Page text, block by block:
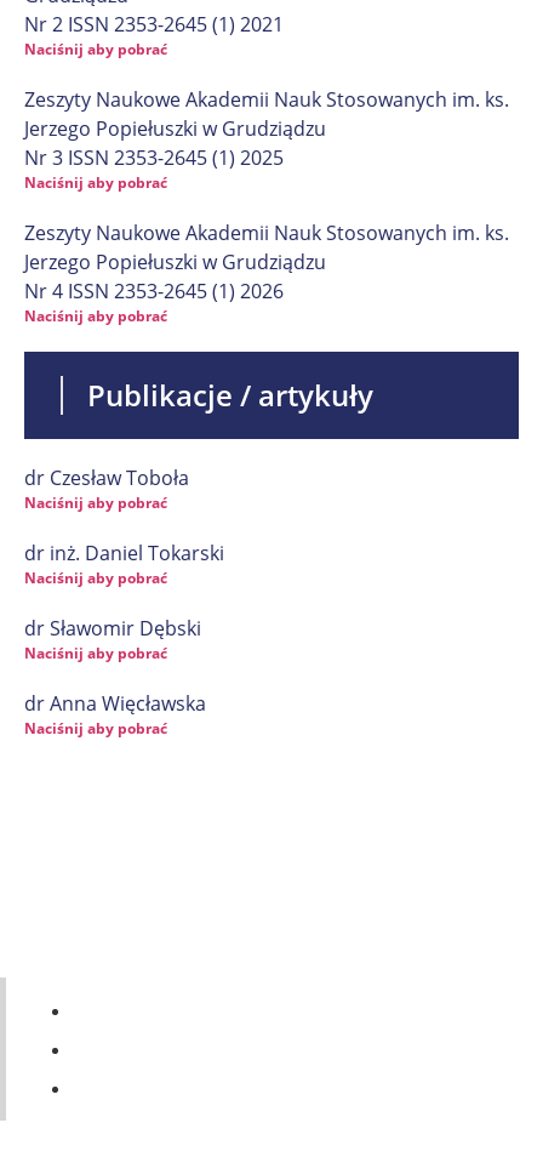
Nr 2 ISSN 2353-2645 (1) 2021
Naciśnij aby pobrać
Zeszyty Naukowe Akademii Nauk Stosowanych im. ks.
Jerzego Popiełuszki w Grudziądzu
Nr 3 ISSN 2353-2645 (1) 2025
Naciśnij aby pobrać
Zeszyty Naukowe Akademii Nauk Stosowanych im. ks.
Jerzego Popiełuszki w Grudziądzu
Nr 4 ISSN 2353-2645 (1) 2026
Naciśnij aby pobrać
Publikacje / artykuły
dr Czesław Toboła
Naciśnij aby pobrać
dr inż. Daniel Tokarski
Naciśnij aby pobrać
dr Sławomir Dębski
Naciśnij aby pobrać
dr Anna Więcławska
Naciśnij aby pobrać